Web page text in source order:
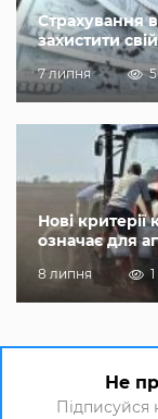
Страхування
захистити
7 липня
Нові
означає для
8 липня
Не
Підписуйся